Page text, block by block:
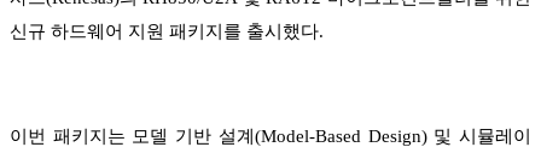
신규 하드웨어 지원 패키지를 출시했다.
이번 패키지는 모델 기반 설계(Model-Based Design) 및 시뮬레이